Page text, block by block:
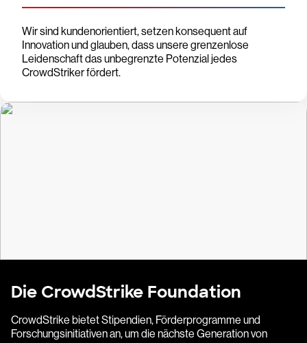
Wir sind kundenorientiert, setzen konsequent auf
Innovation und glauben, dass unsere grenzenlose
Leidenschaft das unbegrenzte Potenzial jedes
CrowdStriker fördert.
Die CrowdStrike Foundation
CrowdStrike bietet Stipendien, Förderprogramme und
Forschungsinitiativen an, um die nächste Generation von